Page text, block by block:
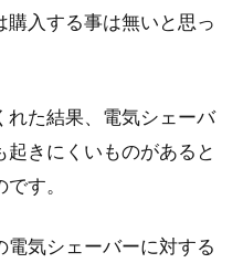
入する事は無いと思っ
れた結果、電気シェーバ
きにくいものがあると
す。
気シェーバーに対する